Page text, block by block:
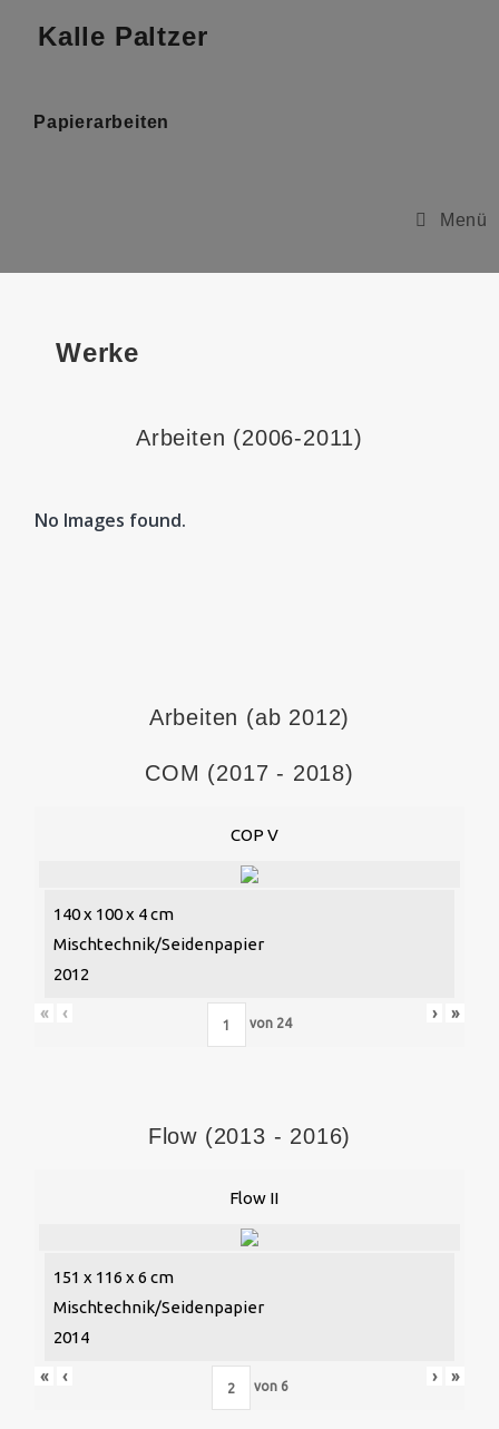
Kalle Paltzer
Papierarbeiten
Menü
Werke
Arbeiten (2006-2011)
No Images found.
Arbeiten (ab 2012)
COM (2017 - 2018)
COP V
140 x 100 x 4 cm
Mischtechnik/Seidenpapier
2012
« ‹
von 24
› »
Flow (2013 - 2016)
Flow II
151 x 116 x 6 cm
Mischtechnik/Seidenpapier
2014
« ‹
von 6
› »